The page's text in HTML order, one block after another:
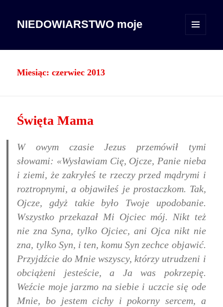
NIEDOWIARSTWO moje
WIDGETY
Miesiąc:czerwiec 2013
Święta Mama
W owym czasie Jezus przemówił tymi
słowami: «Wysławiam Cię, Ojcze, Panie nieba
i ziemi, że zakryłeś te rzeczy przed mądrymi i
roztropnymi, a objawiłeś je prostaczkom. Tak,
Ojcze, gdyż takie było Twoje upodobanie.
Wszystko przekazał Mi Ojciec mój. Nikt też
nie zna Syna, tylko Ojciec, ani Ojca nikt nie
zna, tylko Syn, i ten, komu Syn zechce objawić.
Przyjdźcie do Mnie wszyscy, którzy utrudzeni i
obciążeni jesteście, a Ja was pokrzepię.
Weźcie moje jarzmo na siebie i uczcie się ode
Mnie, bo jestem cichy i pokorny sercem, a